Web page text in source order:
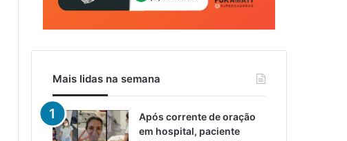
Mais lidas na semana
Após corrente de oração
em hospital, paciente